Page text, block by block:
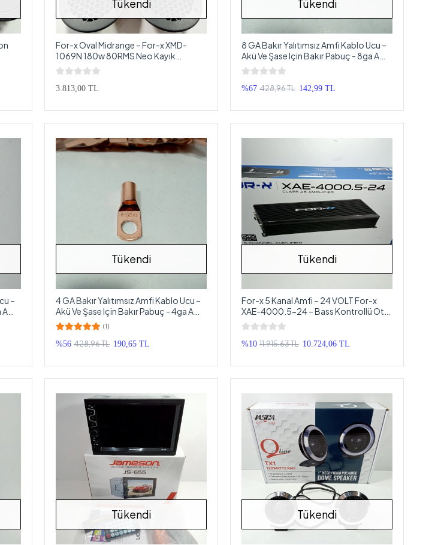
Tükendi
For-x Oval Midrange – For-x XMD-
1069N 180w 80RMS Neo Kayık
Midrange Hoparlör
3.813,00 TL
Tükendi
8 GA Bakır Yalıtımsız Amfi Kablo Ucu –
Akü Ve Şase Için Bakır Pabuç - 8ga Amfi
Güç Kablosu Ucu – 1 Adet
%67 428,96 TL 142,99 TL
–
Tükendi
4 GA Bakır Yalıtımsız Amfi Kablo Ucu –
Akü Ve Şase Için Bakır Pabuç - 4ga Amfi
Güç Kablosu Ucu – 1 Adet
(1)
%56 428,96 TL 190,65 TL
Tükendi
For-x 5 Kanal Amfi – 24 VOLT For-x
XAE-4000.5-24 – Bass Kontrollü Oto
Anfi
%10 11.915,63 TL 10.724,06 TL
Tükendi Tükendi